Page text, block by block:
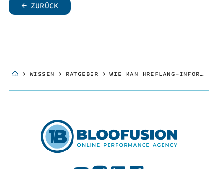
ZURÜCK
WISSEN RATGEBER WIE MAN HREFLANG-INFORMATIONEN ÜBER XML-SITEMAP ODER HTTP-HEADER ÜBERMITTELT